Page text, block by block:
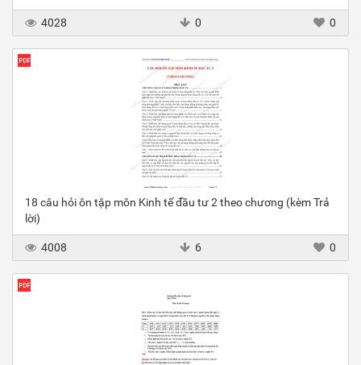
4028 0 0
18 câu hỏi ôn tập môn Kinh tế đầu tư 2 theo chương (kèm Trả
lời)
4008 6 0